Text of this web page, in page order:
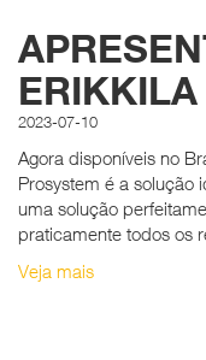
ERIKKILA
2023-07-10
Agora disponíveis no
Prosystem é a solução
uma solução
praticamente todos os
Veja mais